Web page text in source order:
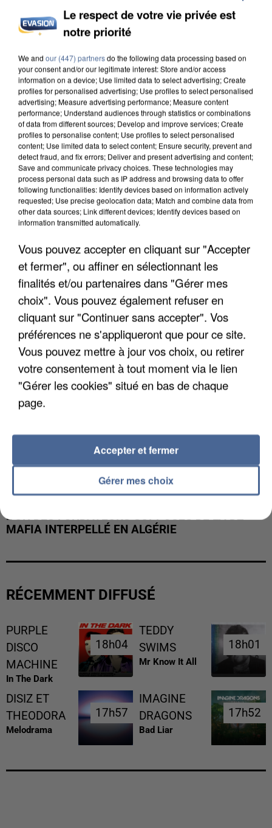
DE SOLIDARITÉ AVEC LES...
APRÈS TOUTES CES CANICULES, LES REFUGES
DE FAUNE SAUVAGE SONT...
L’UN DES FONDATEURS SUPPOSÉS DE LA DZ
MAFIA INTERPELLÉ EN ALGÉRIE
RÉCEMMENT DIFFUSÉ
PURPLE
DISCO
MACHINE
In The Dark
18h04
18h04
TEDDY
SWIMS
Mr Know It All
18h01
18h01
DISIZ ET
THEODORA
Melodrama
17h57
17h57
IMAGINE
DRAGONS
Bad Liar
17h52
17h52
Le respect de votre vie privée est
notre priorité
We and our (447) partnersdo the following data processing based on
your consent and/or our legitimate interest: Store and/or access
information on a device; Use limited data to select advertising; Create
profiles for personalised advertising; Use profiles to select personalised
advertising; Measure advertising performance; Measure content
performance; Understand audiences through statistics or combinations
of data from different sources; Develop and improve services; Create
profiles to personalise content; Use profiles to select personalised
content; Use limited data to select content; Ensure security, prevent and
detect fraud, and fix errors; Deliver and present advertising and content;
Save and communicate privacy choices. These technologies may
process personal data such as IP address and browsing data to offer
following functionalities: Identify devices based on information actively
requested; Use precise geolocation data; Match and combine data from
other data sources; Link different devices; Identify devices based on
information transmitted automatically.
Vous pouvez accepter en cliquant sur "Accepter
et fermer", ou affiner en sélectionnant les
finalités et/ou partenaires dans "Gérer mes
choix". Vous pouvez également refuser en
cliquant sur "Continuer sans accepter". Vos
préférences ne s'appliqueront que pour ce site.
Vous pouvez mettre à jour vos choix, ou retirer
votre consentement à tout moment via le lien
"Gérer les cookies" situé en bas de chaque
page.
Gérer mes choix
Accepter et fermer